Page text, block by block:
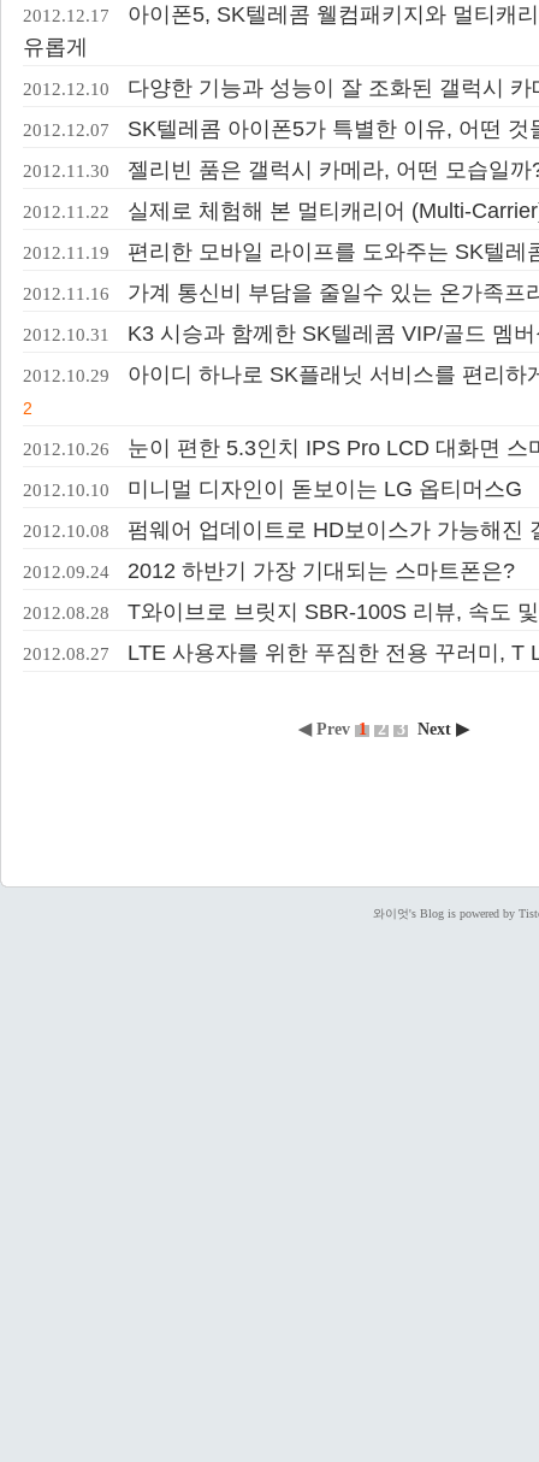
2012.12.17
아이폰5, SK텔레콤 웰컴패키지와 멀티캐
유롭게
2012.12.10 다양한 기능과 성능이 잘 조화된 갤럭시 카
2012.12.07 SK텔레콤 아이폰5가 특별한 이유, 어떤 것
2012.11.30 젤리빈 품은 갤럭시 카메라, 어떤 모습일까
2012.11.22 실제로 체험해 본 멀티캐리어 (Multi-
2012.11.19 편리한 모바일 라이프를 도와주는 SK텔레
2012.11.16 가계 통신비 부담을 줄일수 있는 온가족프
2012.10.31 K3 시승과 함께한 SK텔레콤 VIP/골드 멤
2012.10.29 아이디 하나로 SK플래닛 서비스를 편리하
2
2012.10.26 눈이 편한 5.3인치 IPS Pro LCD 대화면 스
2012.10.10 미니멀 디자인이 돋보이는 LG 옵티머스G
2012.10.08 펌웨어 업데이트로 HD보이스가 가능해진
2012.09.24 2012 하반기 가장 기대되는 스마트폰은?
2012.08.28 T와이브로 브릿지 SBR-100S 리뷰, 속도
2012.08.27 LTE 사용자를 위한 푸짐한 전용 꾸러미, T
◀ Prev 1 2 3 Next ▶
와이엇's Blog is powered by